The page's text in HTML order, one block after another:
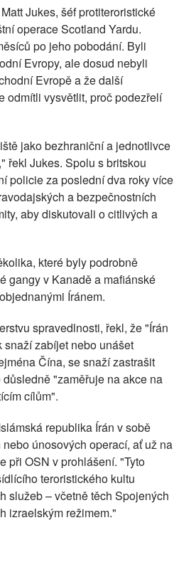
Jukes, šéf protiteroristické
operace Scotland Yardu.
po jeho pobodání. Byli
Evropy, ale dosud nebyli
Evropě a že další
odmítli vysvětlit, proč podezřelí
jako bezhraniční a jednotlivce
řekl Jukes. Spolu s britskou
policie za poslední dva roky více
a bezpečnostních
aby diskutovali o citlivých a
které byly podrobně
gangy v Kanadě a mafiánské
Íránem.
spravedlnosti, řekl, že "Írán
snaží zabíjet nebo unášet
Čína, se snaží zastrašit
"zaměřuje na akce na
cílům".
republika Írán v sobě
únosových operací, ať už na
při OSN v prohlášení. "Tyto
teroristického kultu
služeb – včetně těch Spojených
izraelským režimem."